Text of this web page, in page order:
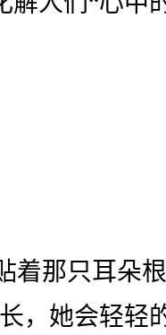
着那只耳朵
，她会轻轻